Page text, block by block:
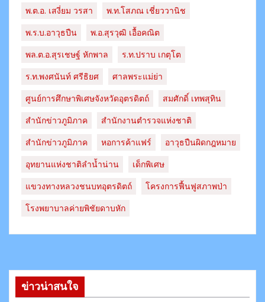
พ.ต.อ. เสงี่ยม วรสา
พ.ท.โสภณ เชี่ยววานิช
พ.ร.บ.อาวุธปืน
พ.อ.สุรวุฒิ เอื้อคณิต
พล.ต.อ.สุรเชษฐ์ หักพาล
ร.ท.ปราบ เกตุโต
ร.ท.พงศนันท์ ศรีธิยศ
ศาลพระแม่ย่า
ศูนย์การศึกษาพิเศษจังหวัดอุตรดิตถ์
สมศักดิ์ เทพสุทิน
สำนักข่าวภูมิภาค
สำนักงานตำรวจแห่งชาติ
สํานักข่าวภูมิภาค
หอการค้าแฟร์
อาวุธปืนผิดกฎหมาย
อุทยานแห่งชาติลำน้ำน่าน
เด็กพิเศษ
แขวงทางหลวงชนบทอุตรดิตถ์​
โครงการฟื้นฟูสภาพป่า
โรงพยาบาลค่ายพิชัยดาบหัก
ข่าวน่าสนใจ